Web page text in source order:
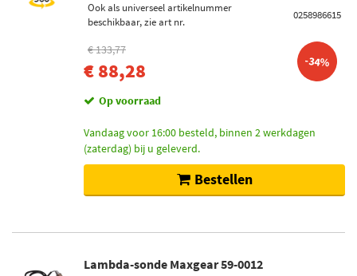
Ook als universeel artikelnummer
beschikbaar, zie art nr.
0258986615
€ 133,77
€ 88,28 -34%
Op voorraad
Vandaag voor 16:00 besteld, binnen 2 werkdagen
(zaterdag) bij u geleverd.
Bestellen
Lambda-sonde Maxgear 59-0012